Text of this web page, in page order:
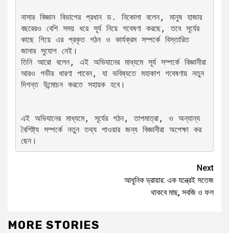
নাসার বিজ্ঞান বিভাগের প্রধান ড. নিকোলা বলেন, মানুষ হাজার
বছরেরও বেশি সময় ধরে সূর্য নিয়ে গবেষণা করছে, তবে সূর্যের
কাছে গিয়ে এর প্রকৃত গঠন ও কার্যক্রম সম্পর্কে বিস্তারিত
জানার সুযোগ নেই।
তিনি আরো বলেন, এই অভিযানের মাধ্যমে সূর্য সম্পর্কে বিজ্ঞানীরা
আরও গভীর ধারণা পাবেন, যা ভবিষ্যতে মহাকাশ গবেষণায় নতুন
দিগন্ত উন্মোচন করতে সহায়ক হবে।
এই অভিযানের মাধ্যমে, সূর্যের গঠন, তাপমাত্রা, ও অন্যান্য
বৈশিষ্ট্য সম্পর্কে নতুন তথ্য পাওয়ার জন্য বিজ্ঞানীরা অপেক্ষা কর
ছেন।
Next
আধুনিক ড্রায়ার: এক যন্ত্রেই সতেজ
থাকবে মাছ, সবজি ও ফল
MORE STORIES